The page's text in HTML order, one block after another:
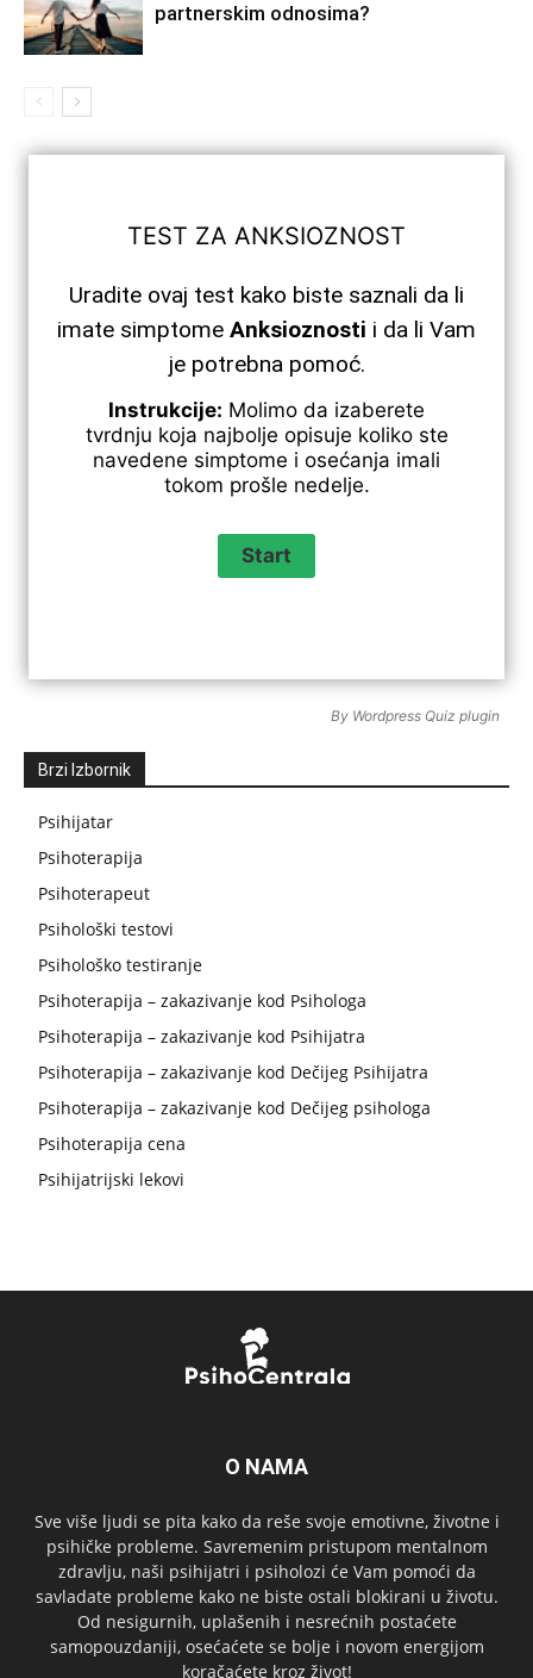
partnerskim odnosima?
TEST ZA ANKSIOZNOST
Uradite ovaj test kako biste saznali da li
imate simptome Anksioznosti i da li Vam
je potrebna pomoć.
Instrukcije: Molimo da izaberete
tvrdnju koja najbolje opisuje koliko ste
navedene simptome i osećanja imali
tokom prošle nedelje.
By Wordpress Quiz plugin
Brzi Izbornik
Psihijatar
Psihoterapija
Psihoterapeut
Psihološki testovi
Psihološko testiranje
Psihoterapija – zakazivanje kod Psihologa
Psihoterapija – zakazivanje kod Psihijatra
Psihoterapija – zakazivanje kod Dečijeg Psihijatra
Psihoterapija – zakazivanje kod Dečijeg psihologa
Psihoterapija cena
Psihijatrijski lekovi
O NAMA
Sve više ljudi se pita kako da reše svoje emotivne, životne i
psihičke probleme. Savremenim pristupom mentalnom
zdravlju, naši psihijatri i psiholozi će Vam pomoći da
savladate probleme kako ne biste ostali blokirani u životu.
Od nesigurnih, uplašenih i nesrećnih postaćete
samopouzdaniji, osećaćete se bolje i novom energijom
koračaćete kroz život!